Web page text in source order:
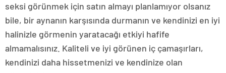
seksi görünmek için satın almayı planlamıyor olsanız
bile, bir aynanın karşısında durmanın ve kendinizi en iyi
halinizle görmenin yaratacağı etkiyi hafife
almamalısınız. Kaliteli ve iyi görünen iç çamaşırları,
kendinizi daha hissetmenizi ve kendinize olan